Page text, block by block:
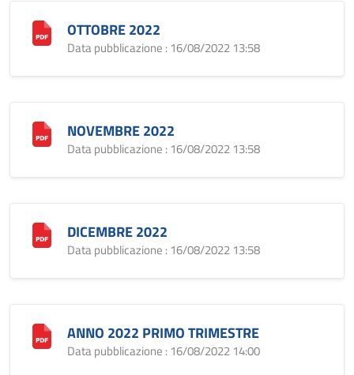
OTTOBRE 2022
Data pubblicazione : 16/08/2022 13:58
NOVEMBRE 2022
Data pubblicazione : 16/08/2022 13:58
DICEMBRE 2022
Data pubblicazione : 16/08/2022 13:58
ANNO 2022 PRIMO TRIMESTRE
Data pubblicazione : 16/08/2022 14:00